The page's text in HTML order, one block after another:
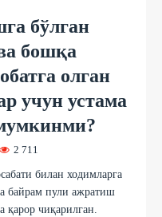
бўлган
бошқа
олган
учун устама
2 711
билан ходимларга
байрам пули ажратиш
қарор чиқарилган.